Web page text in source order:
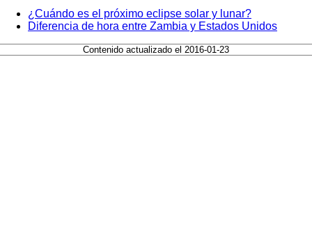
¿Cuándo es el próximo eclipse solar y lunar?
Diferencia de hora entre Zambia y Estados Unidos
Contenido actualizado el 2016-01-23